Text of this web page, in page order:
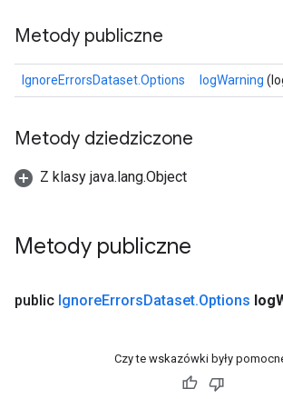
Metody publiczne
IgnoreErrorsDataset.Options logWarning
Metody dziedziczone
Z klasy java.lang.Object
Metody publiczne
public IgnoreErrorsDataset.Options log
Czy te wskazówki były